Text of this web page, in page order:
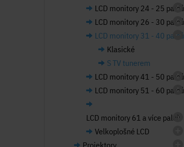
LCD monitory 24 - 25 palců
LCD monitory 26 - 30 palců
LCD monitory 31 - 40 palců
Klasické
S TV tunerem
LCD monitory 41 - 50 palců
LCD monitory 51 - 60 palců
LCD monitory 61 a více palců
Velkoplošné LCD
Projektory